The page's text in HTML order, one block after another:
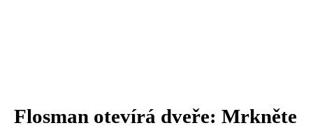
Flosman otevírá dveře: Mrkněte